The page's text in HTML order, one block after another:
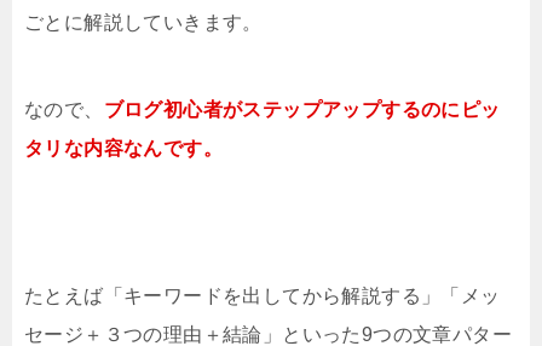
ごとに解説していきます。
なので、 ブログ初心者がステップアップするのにピッ
タリな内容なんです。
たとえば「キーワードを出してから解説する」「メッ
セージ＋３つの理由＋結論」といった9つの文章パター